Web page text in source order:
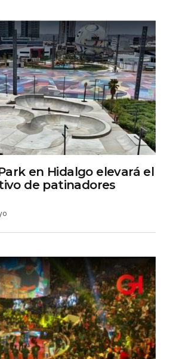
en Hidalgo elevará el
de patinadores